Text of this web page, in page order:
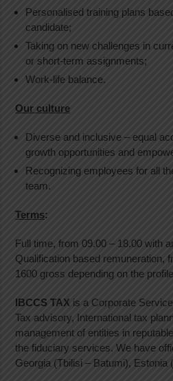
Personalised training plans
candidate;
Taking on new challenges in
or short-term assignments;
Work-life balance.
Our culture
Diverse and inclusive – equal
growth opportunities and
Recognizing employees for all
team.
Terms:
Full time, from 09.00 – 18.00 with
Qualification based remuneration,
1600 gross depending on the
IBCCS TAX is a Corporate
Tax advisory, International tax
management of entities in
the fiduciary services. We have
Georgia (Tbilisi – Batumi), Estonia